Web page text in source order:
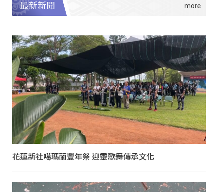
最新新聞
花蓮新社噶瑪蘭豐年祭 迎靈歌舞傳承文化